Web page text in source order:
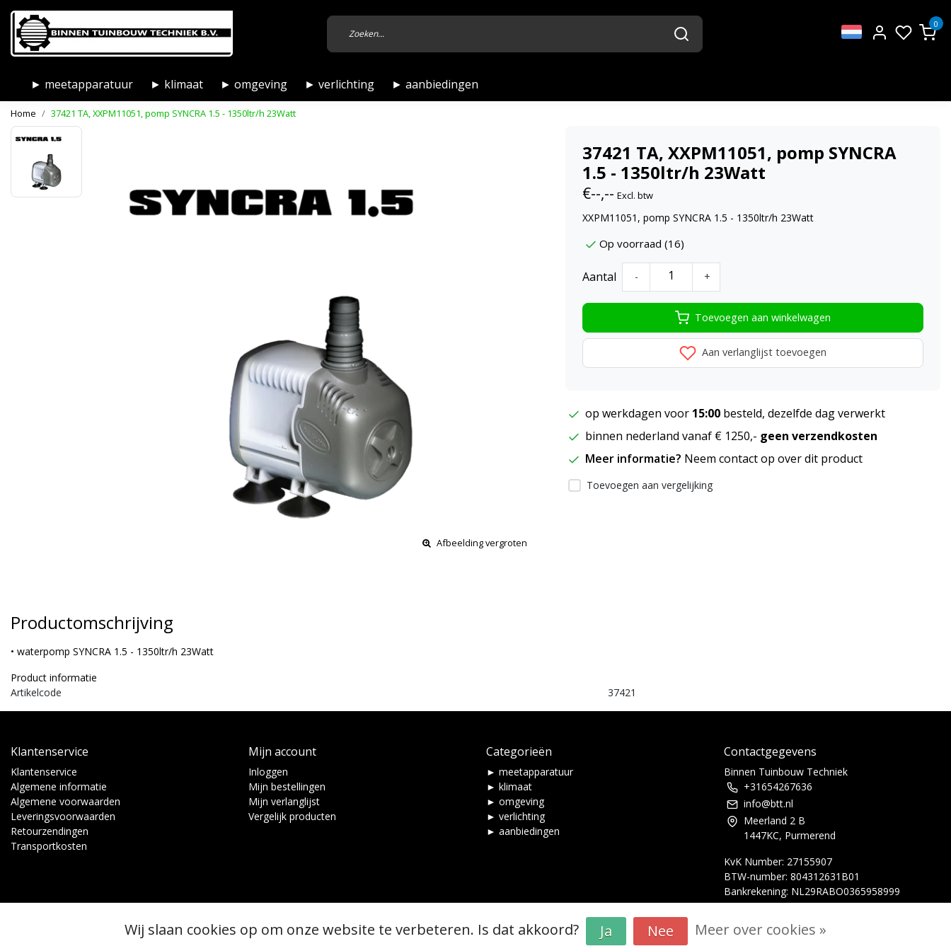
0
► meetapparatuur ► klimaat ► omgeving ► verlichting ► aanbiedingen
Home 37421 TA, XXPM11051, pomp SYNCRA 1.5 - 1350ltr/h 23Watt
Afbeelding vergroten
37421 TA, XXPM11051, pomp SYNCRA
1.5 - 1350ltr/h 23Watt
€--,-- Excl. btw
XXPM11051, pomp SYNCRA 1.5 - 1350ltr/h 23Watt
Op voorraad (16)
Aantal - +
Toevoegen aan winkelwagen
Aan verlanglijst toevoegen
op werkdagen voor 15:00 besteld, dezelfde dag verwerkt
binnen nederland vanaf € 1250,- geen verzendkosten
Meer informatie? Neem contact op over dit product
Toevoegen aan vergelijking
Productomschrijving
• waterpomp SYNCRA 1.5 - 1350ltr/h 23Watt
Product informatie
Artikelcode
37421
Klantenservice
Klantenservice
Algemene informatie
Algemene voorwaarden
Leveringsvoorwaarden
Retourzendingen
Transportkosten
Mijn account
Inloggen
Mijn bestellingen
Mijn verlanglijst
Vergelijk producten
Categorieën
► meetapparatuur
► klimaat
► omgeving
► verlichting
► aanbiedingen
Contactgegevens
Binnen Tuinbouw Techniek
+31654267636
info@btt.nl
Meerland 2 B
1447KC, Purmerend
KvK Number: 27155907
BTW-number: 804312631B01
Bankrekening: NL29RABO0365958999
© Copyright 2026 - Binnen Tuinbouw Techniek | RealisatieInStijl Media
Wij slaan cookies op om onze website te verbeteren. Is dat akkoord? Ja Nee Meer over cookies »